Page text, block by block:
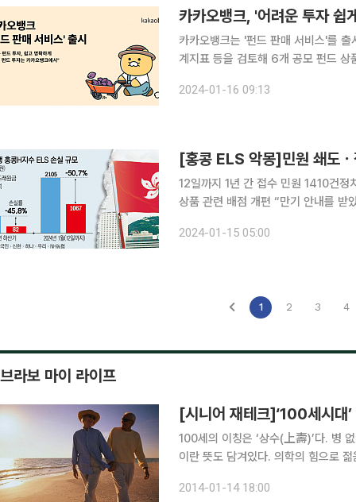
카카오뱅크, '어려운 투자 쉽
카카오뱅크는 '펀드 판매 서비스'를 출시했다고 16일 밝혔다
계지표 등을 검토해 6개 공모 펀드 상
미국 기업 채권 위주 펀드, 공모주와
2024-01-16 09:13
[홍콩 ELS 악몽]민원 쇄도
12일까지 1년 간 접수 민원 1410건
상품 관련 배점 개편 “만기 안내를 받았는데 손실률이 -52.1%다. 입금된 금액을 보니 숨이 막히고
2024-01-15 05:00
1 2 3 4
브라보 마이 라이프
[시니어 재테크]‘100세시대
100세의 이칭은 ‘상수(上壽)’다. 병
이란 뜻도 담겨있다. 의학의 힘으로
2020년 무렵이면 90세에 도달할 것
2014-01-14 18:00